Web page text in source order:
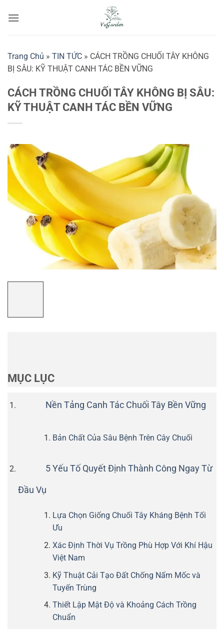
qua
Trang Chủ » TIN TỨC » CÁCH TRỒNG CHUỐI TÂY KHÔNG
BỊ SÂU: KỸ THUẬT CANH TÁC BỀN VỮNG
CÁCH TRỒNG CHUỐI TÂY KHÔNG BỊ SÂU:
KỸ THUẬT CANH TÁC BỀN VỮNG
MỤC LỤC
Nền Tảng Canh Tác Chuối Tây Bền Vững
Bản Chất Của Sâu Bệnh Trên Cây Chuối
5 Yếu Tố Quyết Định Thành Công Ngay Từ
Đầu Vụ
Lựa Chọn Giống Chuối Tây Kháng Bệnh Tối
Ưu
Xác Định Thời Vụ Trồng Phù Hợp Với Khí Hậu
Việt Nam
Kỹ Thuật Cải Tạo Đất Chống Nấm Mốc và
Tuyến Trùng
Thiết Lập Mật Độ và Khoảng Cách Trồng
Chuẩn